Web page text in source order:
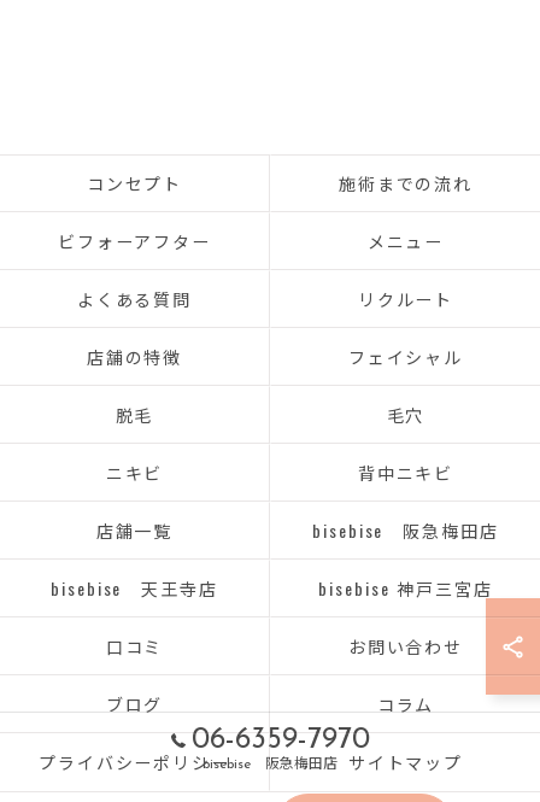
06-6359-7970
bisebise 阪急梅田店
コンセプト 施術までの流れ
ビフォーアフター メニュー
よくある質問 リクルート
店舗の特徴 フェイシャル
脱毛 毛穴
ニキビ 背中ニキビ
店舗一覧 bisebise 阪急梅田店
bisebise 天王寺店 bisebise 神戸三宮店
口コミ お問い合わせ
ブログ コラム
プライバシーポリシー サイトマップ